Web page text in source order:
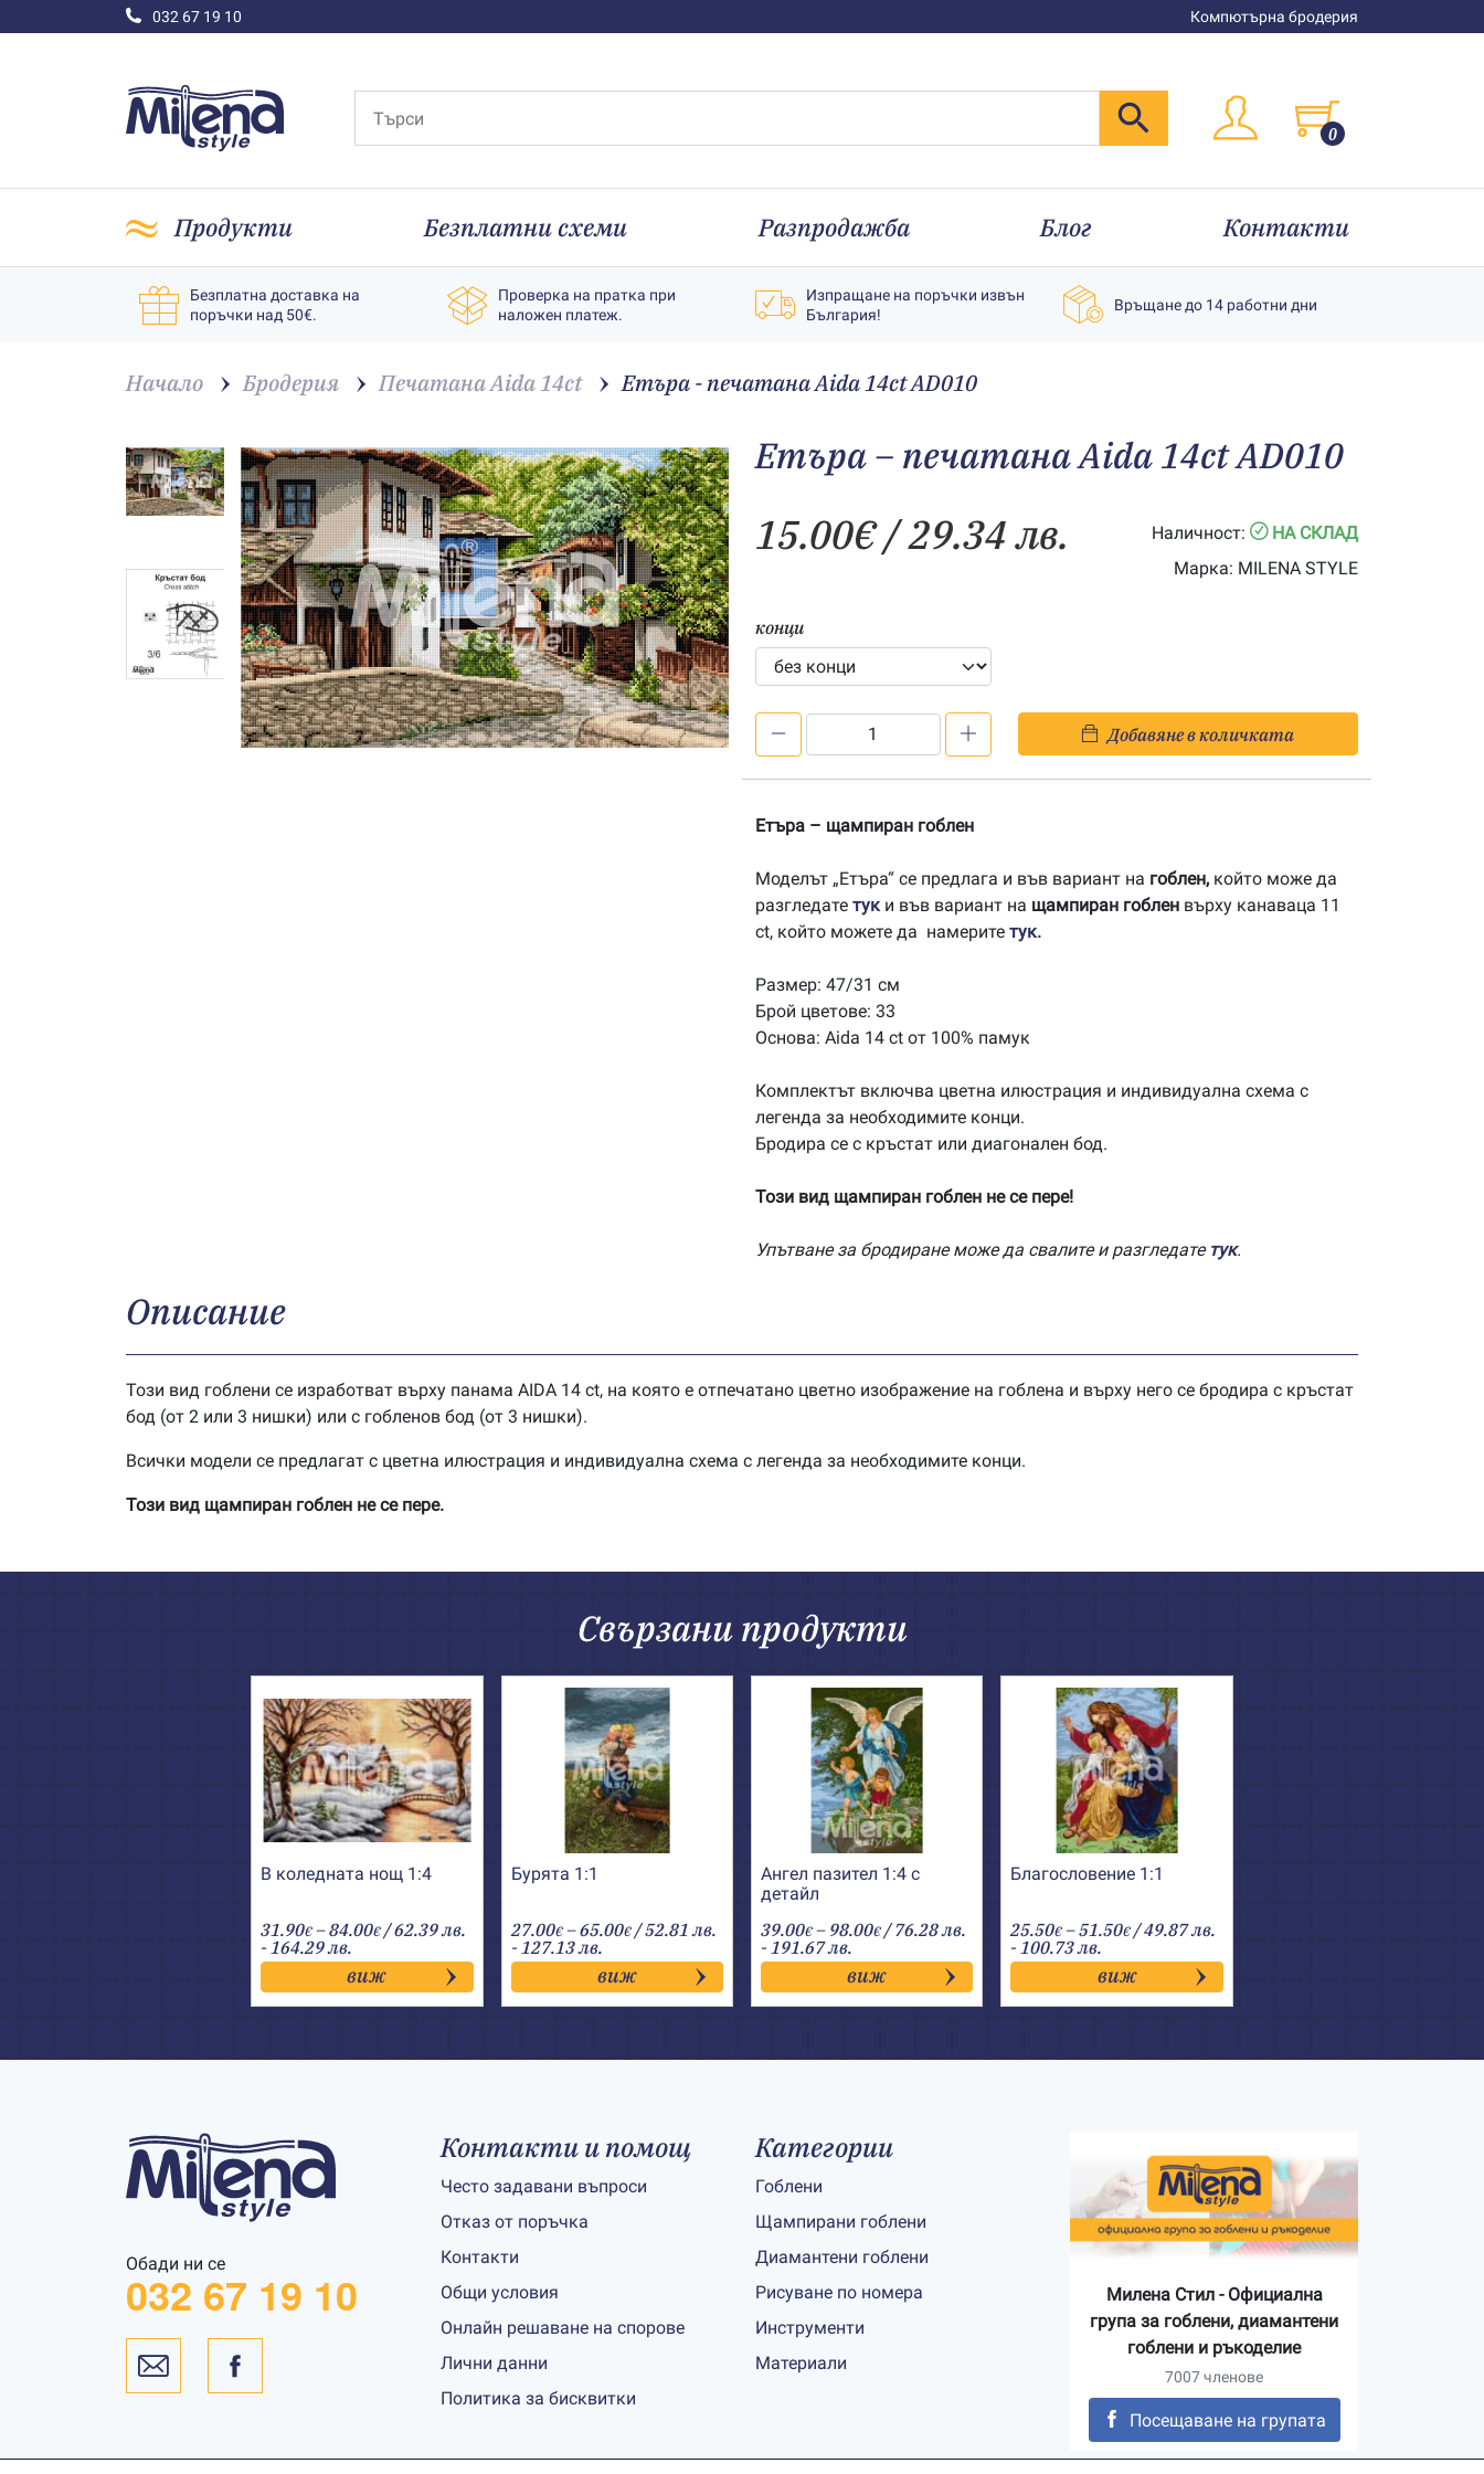
032 67 19 10 Компютърна бродерия
0
Продукти Безплатни схеми Разпродажба Блог Контакти
Безплатна доставка на
поръчки над 50€.
Проверка на пратка при
наложен платеж.
Изпращане на поръчки извън
България!
Връщане до 14 работни дни
Начало Бродерия Печатана Aida 14ct Етъра - печатана Aida 14ct AD010
Етъра – печатана Aida 14ct AD010
15.00€/ 29.34 лв. Наличност:
НА СКЛАД
Марка: MILENA STYLE
конци
-
Aida
14ct
AD010
Добавяне в количката
Етъра – щампиран гоблен
Моделът „Етъра“ се предлага и във вариант на гоблен, който може да
разгледате туки във вариант на щампиран гоблен върху канаваца 11
ct, който можете да намерите тук.
Размер: 47/31 см
Брой цветове: 33
Основа: Aida 14 ct от 100% памук
Комплектът включва цветна илюстрация и индивидуална схема с
легенда за необходимите конци.
Бродира се с кръстат или диагонален бод.
Този вид щампиран гоблен не се пере!
Упътване за бродиране може да свалите и разгледате тук.
Описание
Този вид гоблени се изработват върху панама AIDA 14 ct, на която е отпечатано цветно изображение на гоблена и върху него се бродира с кръстат
бод (от 2 или 3 нишки) или с гобленов бод (от 3 нишки).
Всички модели се предлагат с цветна илюстрация и индивидуална схема с легенда за необходимите конци.
Този вид щампиран гоблен не се пере.
Свързани продукти
В коледната нощ 1:4
31.90€ –84.00€Price
range:
31.90€
through
84.00€
/ 62.39 лв.
- 164.29 лв.
виж
Бурята 1:1
27.00€ –65.00€Price
range:
27.00€
through
65.00€
/ 52.81 лв.
- 127.13 лв.
виж
Ангел пазител 1:4 с
детайл
39.00€ – 98.00€Price
range:
39.00€
through
98.00€
/ 76.28 лв.
- 191.67 лв.
виж
Благословение 1:1
25.50€ –51.50€Price
range:
25.50€
through
51.50€
/ 49.87 лв.
- 100.73 лв.
виж
Обади ни се
032 67 19 10
Контакти и помощ
Често задавани въпроси
Отказ от поръчка
Контакти
Общи условия
Онлайн решаване на спорове
Лични данни
Политика за бисквитки
Категории
Гоблени
Щампирани гоблени
Диамантени гоблени
Рисуване по номера
Инструменти
Материали
Милена Стил - Официална
група за гоблени, диамантени
гоблени и ръкоделие
7007 членове
Посещаване на групата